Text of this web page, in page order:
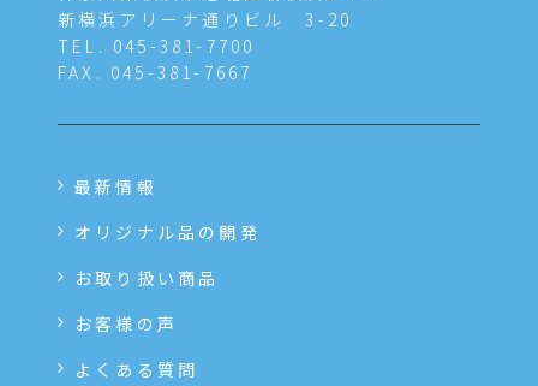
新横浜アリーナ通りビル 3-20
TEL. 045-381-7700
FAX. 045-381-7667
最新情報
オリジナル品の開発
お取り扱い商品
お客様の声
よくある質問